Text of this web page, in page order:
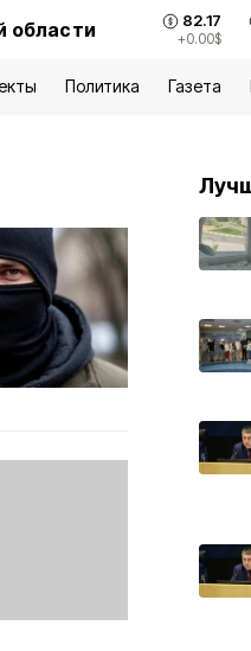
области 82.17
+0.00$
Политика Газета